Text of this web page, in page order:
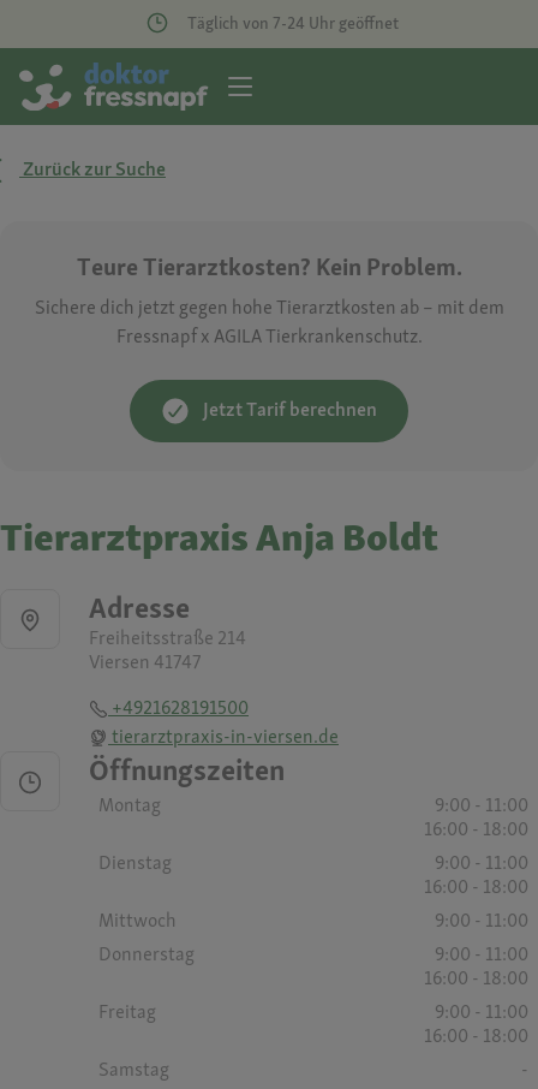
Täglich von 7-24 Uhr geöffnet
Zurück zur Suche
Teure Tierarztkosten? Kein Problem.
Sichere dich jetzt gegen hohe Tierarztkosten ab – mit dem
Fressnapf x AGILA Tierkrankenschutz.
Jetzt Tarif berechnen
Tierarztpraxis Anja Boldt
Adresse
Freiheitsstraße 214
Viersen 41747
+4921628191500
tierarztpraxis-in-viersen.de
Öffnungszeiten
Montag
9:00 - 11:00
16:00 - 18:00
Dienstag
9:00 - 11:00
16:00 - 18:00
Mittwoch
9:00 - 11:00
Donnerstag
9:00 - 11:00
16:00 - 18:00
Freitag
9:00 - 11:00
16:00 - 18:00
Samstag
-